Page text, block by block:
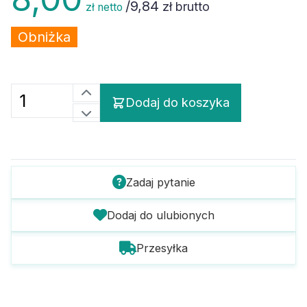
zł netto /9,84 zł brutto
Obniżka
Dodaj do koszyka
Zadaj pytanie
Dodaj do ulubionych
Przesyłka